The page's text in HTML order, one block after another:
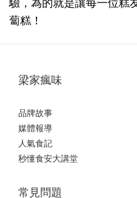
驗，為的就是讓每一位糕
蔔糕！
梁家瘋味
品牌故事
媒體報導
人氣食記
秒懂食安大講堂
常見問題